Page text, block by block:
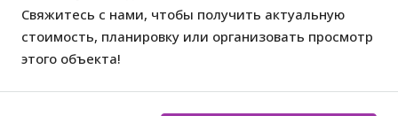
Свяжитесь с нами, чтобы получить актуальную
стоимость, планировку или организовать просмотр
этого объекта!